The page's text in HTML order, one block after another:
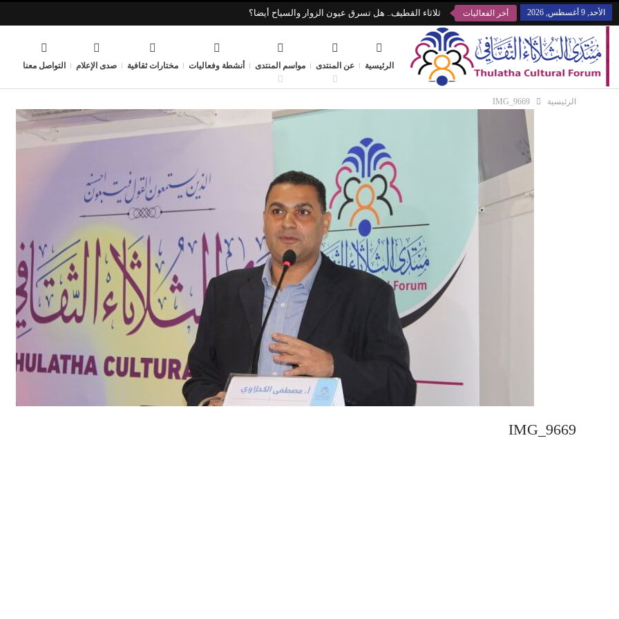
الأحد, 9 أغسطس, 2026 أخر الفعاليات ثلاثاء القطيف.. هل تسرق عيون الزوار والسياح أيضا؟
الرئيسية عن المنتدى مواسم المنتدى أنشطة وفعاليات مختارات ثقافية صدى الإعلام التواصل معنا
الرئيسية IMG_9669
IMG_9669